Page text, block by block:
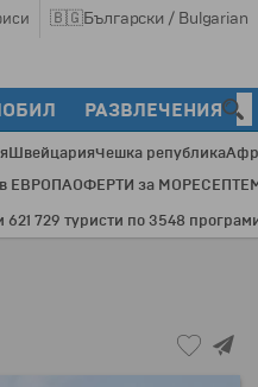
🇧🇬Български / Bulgarian
РАЗВЛЕЧЕНИЯ
ШвейцарияЧешка република
ЕВРОПАОФЕРТИ за МОРЕ
по 3548 програми и 82